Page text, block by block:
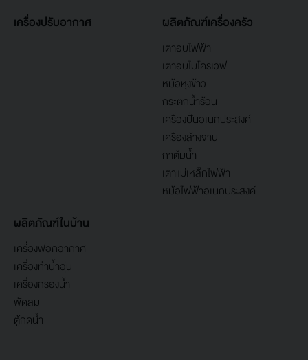
เครื่องปรับอากาศ ผลิตภัณฑ์เครื่องครัว
เตาอบไฟฟ้า
เตาอบไมโครเวฟ
หม้อหุงข้าว
กระติกน้ำร้อน
เครื่องปั่นอเนกประสงค์
เครื่องล้างจาน
กาต้มน้ำ
เตาแม่เหล็กไฟฟ้า
หม้อไฟฟ้าอเนกประสงค์
ผลิตภัณฑ์ในบ้าน
เครื่องฟอกอากาศ
เครื่องทำน้ำอุ่น
เครื่องกรองน้ำ
พัดลม
ตู้กดน้ำ